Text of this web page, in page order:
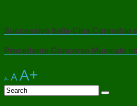
Successivo Italia-Cina Connubio
Precedente Concorso Musicale
A- AA+